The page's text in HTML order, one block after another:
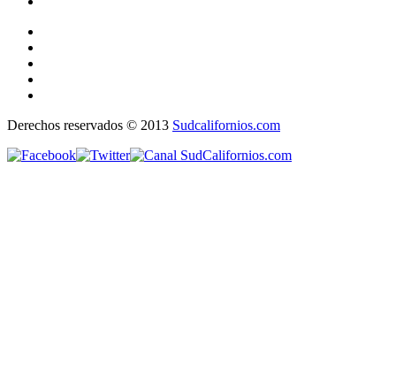
Derechos reservados © 2013 Sudcalifornios.com